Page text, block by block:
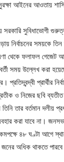
আইনের আওতায়
সুবিধাভোগী
নির্বাচনের সময়কে
থেকে ফলাফল গেজেট
সময় উল্লেখ করা
প্রতিদ্বন্দ্বী প্রার্থীর
ও নিজের ছবি
তার বর্তমান দলীয়
করা যাবে না।
৪৮ ঘণ্টা আগে
অধিক থাকতে পারবে